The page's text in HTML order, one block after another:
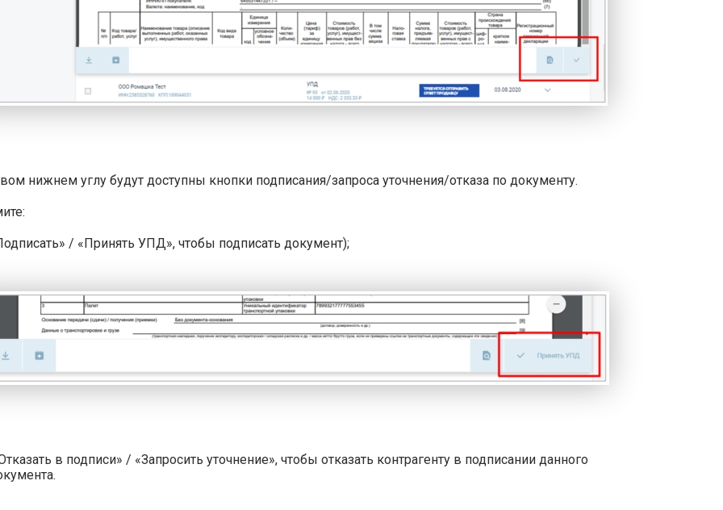
нижнем углу будут доступны кнопки подписания/запроса уточнения/отказа по документу.
/ «Принять УПД», чтобы подписать документ);
в подписи» / «Запросить уточнение», чтобы отказать контрагенту в подписании данного
та.